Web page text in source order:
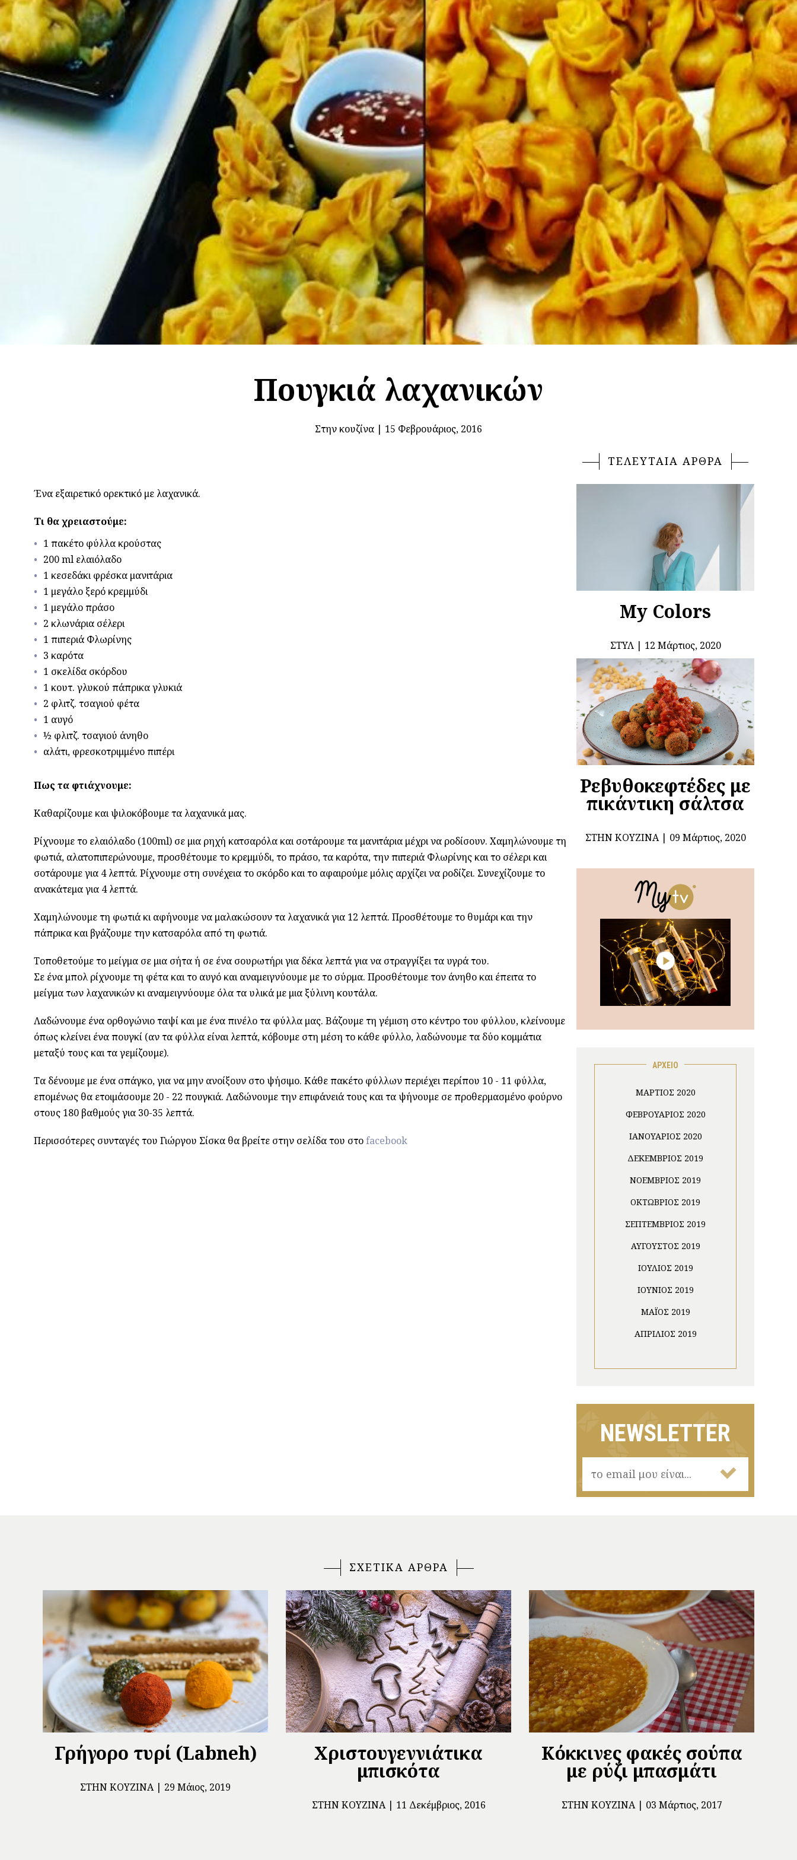
Πουγκιά λαχανικών
Στην κουζίνα | 15 Φεβρουάριος, 2016
Ένα εξαιρετικό ορεκτικό με λαχανικά.
Τι θα χρειαστούμε:
1 πακέτο φύλλα κρούστας
200 ml ελαιόλαδο
1 κεσεδάκι φρέσκα μανιτάρια
1 μεγάλο ξερό κρεμμύδι
1 μεγάλο πράσο
2 κλωνάρια σέλερι
1 πιπεριά Φλωρίνης
3 καρότα
1 σκελίδα σκόρδου
1 κουτ. γλυκού πάπρικα γλυκιά
2 φλιτζ. τσαγιού φέτα
1 αυγό
½ φλιτζ. τσαγιού άνηθο
αλάτι, φρεσκοτριμμένο πιπέρι
Πως τα φτιάχνουμε:
Καθαρίζουμε και ψιλοκόβουμε τα λαχανικά μας.
Ρίχνουμε το ελαιόλαδο (100ml) σε μια ρηχή κατσαρόλα και σοτάρουμε τα μανιτάρια μέχρι να ροδίσουν. Χαμηλώνουμε τη
φωτιά, αλατοπιπερώνουμε, προσθέτουμε το κρεμμύδι, το πράσο, τα καρότα, την πιπεριά Φλωρίνης και το σέλερι και
σοτάρουμε για 4 λεπτά. Ρίχνουμε στη συνέχεια το σκόρδο και το αφαιρούμε μόλις αρχίζει να ροδίζει. Συνεχίζουμε το
ανακάτεμα για 4 λεπτά.
Χαμηλώνουμε τη φωτιά κι αφήνουμε να μαλακώσουν τα λαχανικά για 12 λεπτά. Προσθέτουμε το θυμάρι και την
πάπρικα και βγάζουμε την κατσαρόλα από τη φωτιά.
Τοποθετούμε το μείγμα σε μια σήτα ή σε ένα σουρωτήρι για δέκα λεπτά για να στραγγίξει τα υγρά του.
Σε ένα μπολ ρίχνουμε τη φέτα και το αυγό και αναμειγνύουμε με το σύρμα. Προσθέτουμε τον άνηθο και έπειτα το
μείγμα των λαχανικών κι αναμειγνύουμε όλα τα υλικά με μια ξύλινη κουτάλα.
Λαδώνουμε ένα ορθογώνιο ταψί και με ένα πινέλο τα φύλλα μας. Βάζουμε τη γέμιση στο κέντρο του φύλλου, κλείνουμε
όπως κλείνει ένα πουγκί (αν τα φύλλα είναι λεπτά, κόβουμε στη μέση το κάθε φύλλο, λαδώνουμε τα δύο κομμάτια
μεταξύ τους και τα γεμίζουμε).
Τα δένουμε με ένα σπάγκο, για να μην ανοίξουν στο ψήσιμο. Κάθε πακέτο φύλλων περιέχει περίπου 10 - 11 φύλλα,
επομένως θα ετοιμάσουμε 20 - 22 πουγκιά. Λαδώνουμε την επιφάνειά τους και τα ψήνουμε σε προθερμασμένο φούρνο
στους 180 βαθμούς για 30-35 λεπτά.
Περισσότερες συνταγές του Γιώργου Σίσκα θα βρείτε στην σελίδα του στοfacebook
ΤΕΛΕΥΤΑΙΑ ΑΡΘΡΑ
My Colors
ΣΤΥΛ 12 Μάρτιος, 2020
Ρεβυθοκεφτέδες με
πικάντικη σάλτσα
ΣΤΗΝ ΚΟΥΖΊΝΑ 09 Μάρτιος, 2020
ΑΡΧΕΙΟ
ΜΆΡΤΙΟΣ 2020
ΦΕΒΡΟΥΆΡΙΟΣ 2020
ΙΑΝΟΥΆΡΙΟΣ 2020
ΔΕΚΈΜΒΡΙΟΣ 2019
ΝΟΈΜΒΡΙΟΣ 2019
ΟΚΤΏΒΡΙΟΣ 2019
ΣΕΠΤΈΜΒΡΙΟΣ 2019
ΑΎΓΟΥΣΤΟΣ 2019
ΙΟΎΛΙΟΣ 2019
ΙΟΎΝΙΟΣ 2019
ΜΆΙΟΣ 2019
ΑΠΡΊΛΙΟΣ 2019
NEWSLETTER
ΣΧΕΤΙΚΑ ΑΡΘΡΑ
Γρήγορο τυρί (Labneh)
ΣΤΗΝ ΚΟΥΖΊΝΑ 29 Μάιος, 2019
Χριστουγεννιάτικα
μπισκότα
ΣΤΗΝ ΚΟΥΖΊΝΑ 11 Δεκέμβριος, 2016
Κόκκινες φακές σούπα
με ρύζι μπασμάτι
ΣΤΗΝ ΚΟΥΖΊΝΑ 03 Μάρτιος, 2017